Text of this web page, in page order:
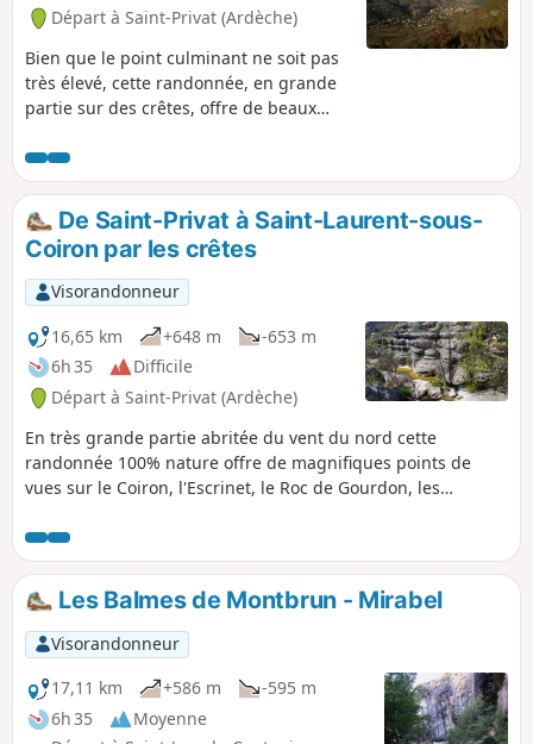
Départ à Saint-Privat (Ardèche)
Bien que le point culminant ne soit pas
très élevé, cette randonnée, en grande
partie sur des crêtes, offre de beaux
d'Aubenas.
De Saint-Privat à Saint-Laurent-sous-
Coiron par les crêtes
Visorandonneur
16,65 km
+648 m
-653 m
6h 35
Difficile
Départ à Saint-Privat (Ardèche)
En très grande partie abritée du vent du nord cette
randonnée 100% nature offre de magnifiques points de
vues sur le Coiron, l'Escrinet, le Roc de Gourdon, les
informations pratiques avant de partir.
Les Balmes de Montbrun - Mirabel
Visorandonneur
17,11 km
+586 m
-595 m
6h 35
Moyenne